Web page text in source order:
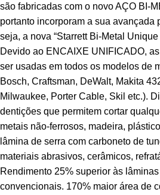
são fabricadas com o novo AÇO BI-
portanto incorporam a sua avançada
seja, a nova “Starrett Bi-Metal
Devido ao ENCAIXE UNIFICADO,
ser usadas em todos os modelos de
Bosch, Craftsman, DeWalt, Makita
Milwaukee, Porter Cable, Skil etc.).
dentições que permitem cortar
metais não-ferrosos, madeira,
lâmina de serra com carboneto de
materiais abrasivos, cerâmicos,
Rendimento 25% superior às
convencionais. 170% maior área de